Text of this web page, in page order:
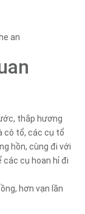
thắp hương
cô tổ, các cụ tổ
hồn, cùng đi với
các cụ hoan hỉ đi
hơn vạn lần